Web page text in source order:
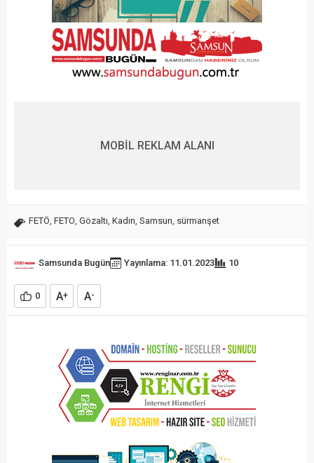
MOBİL REKLAM ALANI
FETÖ, FETO, Gözaltı, Kadın, Samsun, sürmanşet
Samsunda Bugün Yayınlama: 11.01.2023 10
0 A+ A-